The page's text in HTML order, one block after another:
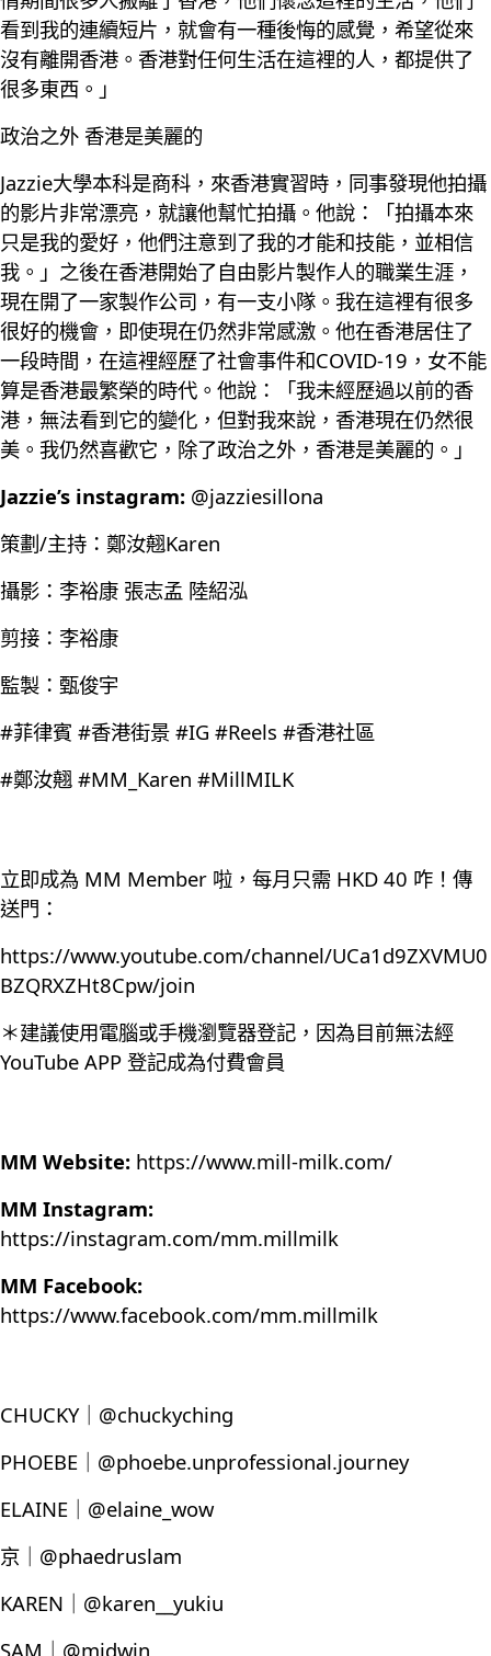
看到我的連續短片，就會有一種後悔的感覺，希望從來
沒有離開香港。香港對任何生活在這裡的人，都提供了
很多東西。」
政治之外 香港是美麗的
Jazzie大學本科是商科，來香港實習時，同事發現他拍攝
的影片非常漂亮，就讓他幫忙拍攝。他說：「拍攝本來
只是我的愛好，他們注意到了我的才能和技能，並相信
我。」之後在香港開始了自由影片製作人的職業生涯，
現在開了一家製作公司，有一支小隊。我在這裡有很多
很好的機會，即使現在仍然非常感激。他在香港居住了
一段時間，在這裡經歷了社會事件和COVID-19，女不能
算是香港最繁榮的時代。他說：「我未經歷過以前的香
港，無法看到它的變化，但對我來說，香港現在仍然很
美。我仍然喜歡它，除了政治之外，香港是美麗的。」
Jazzie’s instagram: @jazziesillona
策劃/主持：鄭汝翹Karen
攝影：李裕康 張志孟 陸紹泓
剪接：李裕康
監製：甄俊宇
#菲律賓 #香港街景 #IG #Reels #香港社區
#鄭汝翹 #MM_Karen #MillMILK
立即成為 MM Member 啦，每月只需 HKD 40 咋！傳
送門：
https://www.youtube.com/channel/UCa1d9ZXVMU0
BZQRXZHt8Cpw/join
＊建議使用電腦或手機瀏覽器登記，因為目前無法經
YouTube APP 登記成為付費會員
MM Website: https://www.mill-milk.com/
MM Instagram:
https://instagram.com/mm.millmilk
MM Facebook:
https://www.facebook.com/mm.millmilk
CHUCKY｜@chuckyching
PHOEBE｜@phoebe.unprofessional.journey
ELAINE｜@elaine_wow
京｜@phaedruslam
KAREN｜@karen__yukiu
SAM｜@midwin_